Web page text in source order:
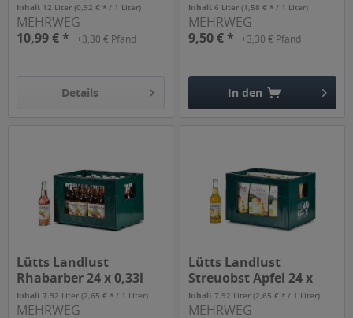
Inhalt 12 Liter(0,92 € * / 1 Liter)
MEHRWEG
10,99 € *
+3,30 € Pfand
Details
Inhalt6 Liter(1,58 € * / 1 Liter)
MEHRWEG
9,50 € *
+3,30 € Pfand
In den
Lütts Landlust
Rhabarber 24 x 0,33l
Inhalt7.92 Liter(2,65 € * / 1 Liter)
MEHRWEG
Lütts Landlust
Streuobst Apfel 24 x
0,33l
Inhalt7.92 Liter(2,65 € * / 1 Liter)
MEHRWEG